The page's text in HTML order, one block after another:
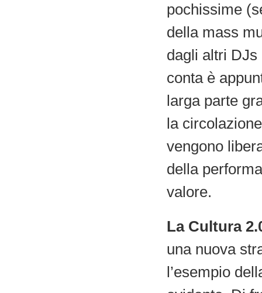
pochissime
della mass
dagli altri
conta è
larga parte
la
vengono
della
valore.
La Cultura
una nuova
l’esempio